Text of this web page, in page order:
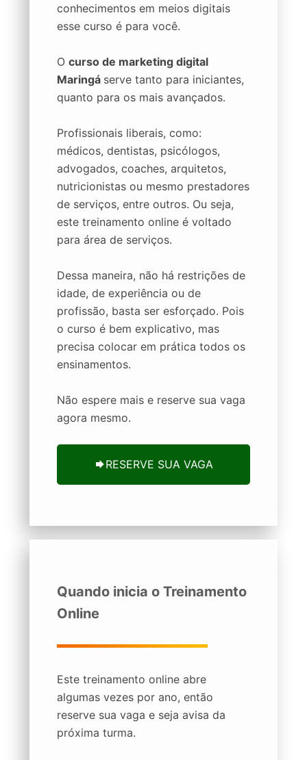
conhecimentos em meios digitais
esse curso é para você.
O curso de marketing digital
Maringá serve tanto para iniciantes,
quanto para os mais avançados.
Profissionais liberais, como:
médicos, dentistas, psicólogos,
advogados, coaches, arquitetos,
nutricionistas ou mesmo prestadores
de serviços, entre outros. Ou seja,
este treinamento online é voltado
para área de serviços.
Dessa maneira, não há restrições de
idade, de experiência ou de
profissão, basta ser esforçado. Pois
o curso é bem explicativo, mas
precisa colocar em prática todos os
ensinamentos.
Não espere mais e reserve sua vaga
agora mesmo.
RESERVE SUA VAGA
Quando inicia o Treinamento
Online
Este treinamento online abre
algumas vezes por ano, então
reserve sua vaga e seja avisa da
próxima turma.